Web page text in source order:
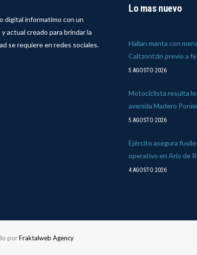
digital informatimo con un
actual creado para brindar la
se requiere en redes sociales.
Lo mas nuevo
Hallan manta con
Caltzontzin previo a
5 AGOSTO 2026
Motociclista resulta
avenida Madero
5 AGOSTO 2026
Ejército asegura
operativo en Ario de
4 AGOSTO 2026
porFraktalweb Agency